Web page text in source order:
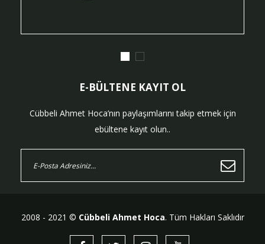
E-BÜLTENE KAYIT OL
Cübbeli Ahmet Hoca’nın paylaşımlarını takip etmek için
ebültene kayıt olun..
2008 - 2021 © Cübbeli Ahmet Hoca. Tüm Hakları Saklıdır